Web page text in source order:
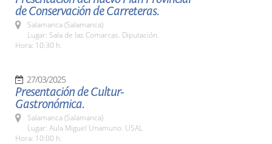
de Conservación de Carreteras.
Salamanca (Salamanca)
Lugar: Sala de las Comarcas. Diputación.
Hora: 10:30 h.
27/03/2025
Presentación de Cultur-
Gastronómica.
Salamanca (Salamanca)
Lugar: Aula Miguel Unamuno. USAL
Hora: 10:00 h.